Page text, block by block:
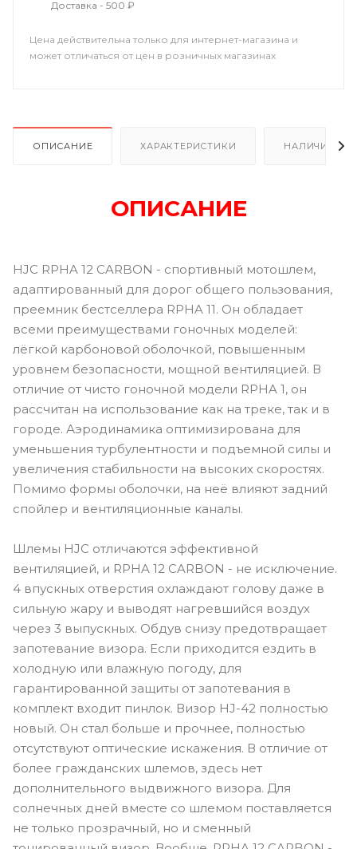
Доставка - 500 ₽
Цена действительна только для интернет-магазина и
может отличаться от цен в розничных магазинах
ОПИСАНИЕ ХАРАКТЕРИСТИКИ НАЛИЧИЕ В
ОПИСАНИЕ
HJC RPHA 12 CARBON - спортивный мотошлем,
адаптированный для дорог общего пользования,
преемник бестселлера RPHA 11. Он обладает
всеми преимуществами гоночных моделей:
лёгкой карбоновой оболочкой, повышенным
уровнем безопасности, мощной вентиляцией. В
отличие от чисто гоночной модели RPHA 1, он
рассчитан на использование как на треке, так и в
городе. Аэродинамика оптимизирована для
уменьшения турбулентности и подъемной силы и
увеличения стабильности на высоких скоростях.
Помимо формы оболочки, на неё влияют задний
спойлер и вентиляционные каналы.
Шлемы HJC отличаются эффективной
вентиляцией, и RPHA 12 CARBON - не исключение.
4 впускных отверстия охлаждают голову даже в
сильную жару и выводят нагревшийся воздух
через 3 выпускных. Обдув снизу предотвращает
запотевание визора. Если приходится ездить в
холодную или влажную погоду, для
гарантированной защиты от запотевания в
комплект входит пинлок. Визор HJ-42 полностью
новый. Он стал больше и прочнее, полностью
отсутствуют оптические искажения. В отличие от
более гражданских шлемов, здесь нет
дополнительного выдвижного визора. Для
солнечных дней вместе со шлемом поставляется
не только прозрачный, но и сменный